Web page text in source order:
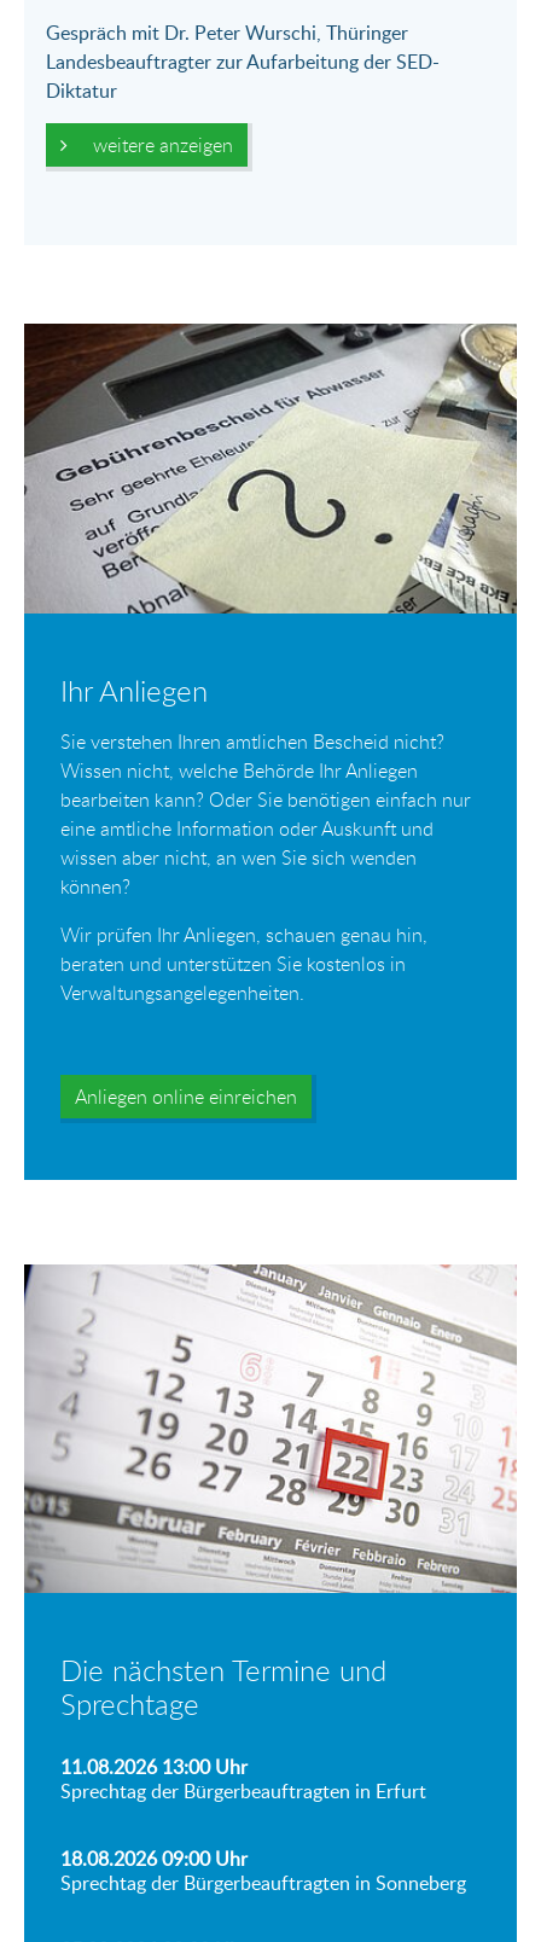
Gespräch mit Dr. Peter Wurschi, Thüringer
Landesbeauftragter zur Aufarbeitung der SED-
Diktatur
weitere anzeigen
Ihr Anliegen
Sie verstehen Ihren amtlichen Bescheid nicht?
Wissen nicht, welche Behörde Ihr Anliegen
bearbeiten kann? Oder Sie benötigen einfach nur
eine amtliche Information oder Auskunft und
wissen aber nicht, an wen Sie sich wenden
können?
Wir prüfen Ihr Anliegen, schauen genau hin,
beraten und unterstützen Sie kostenlos in
Verwaltungsangelegenheiten.
Anliegen online einreichen
Die nächsten Termine und
Sprechtage
11.08.2026 13:00Uhr
Sprechtag der Bürgerbeauftragten in Erfurt
18.08.2026 09:00Uhr
Sprechtag der Bürgerbeauftragten in Sonneberg